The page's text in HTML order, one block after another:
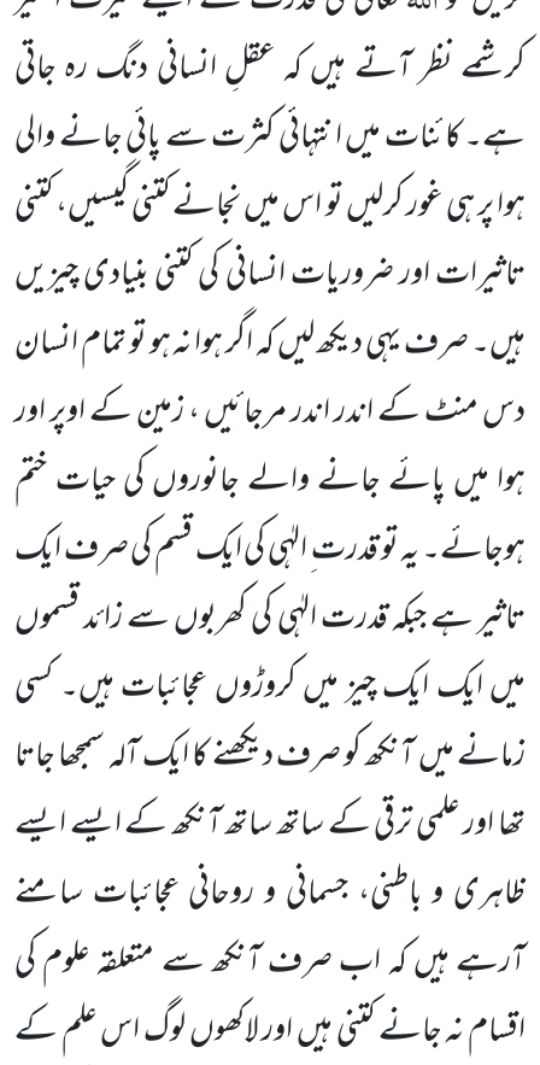
کرشمے نظرآتے ہیں کہ عقلِ انسانی دنگ رہ جاتی
ہے۔ کائنات میں انتہائی کثرت سے پائی جانے والی
ہوا پر ہی غور کرلیں تو اس میں نجانے کتنی گیسیں، کتنی
تاثیرات اور ضروریات انسانی کی کتنی بنیادی چیزیں
ہیں۔ صرف یہی دیکھ لیں کہ اگر ہوا نہ ہو تو تمام انسان
دس منٹ کے اندر اندر مرجائیں ، زمین کے اوپر اور
ہوا میں پائے جانے والے جانوروں کی حیات ختم
ہوجائے۔ یہ تو قدرت ِ الہٰی کی ایک قسم کی صرف ایک
تاثیر ہے جبکہ قدرت الہٰی کی کھربوں سے زائد قسموں
میں ایک ایک چیز میں کروڑوں عجائبات ہیں۔ کسی
زمانے میں آنکھ کو صرف دیکھنے کا ایک آلہ سمجھا جاتا
تھا اور علمی ترقی کے ساتھ ساتھ آنکھ کے ایسے ایسے
ظاہری و باطنی، جسمانی و روحانی عجائبات سامنے
آرہے ہیں کہ اب صرف آنکھ سے متعلقہ علوم کی
اقسام نہ جانے کتنی ہیں اور لاکھوں لوگ اس علم کے